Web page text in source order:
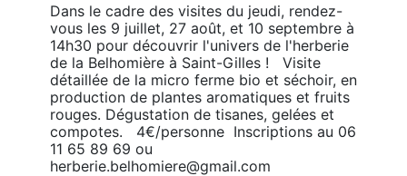
Dans le cadre des visites du jeudi, rendez-
vous les 9 juillet, 27 août, et 10 septembre à
14h30 pour découvrir l'univers de l'herberie
de la Belhomière à Saint-Gilles !   Visite
détaillée de la micro ferme bio et séchoir, en
production de plantes aromatiques et fruits
rouges. Dégustation de tisanes, gelées et
compotes.   4€/personne  Inscriptions au 06
11 65 89 69 ou
herberie.belhomiere@gmail.com